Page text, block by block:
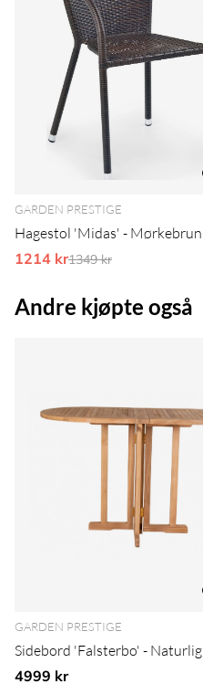
GARDEN PRESTIGE
Hagestol 'Midas' - Mørkebrun
1214 krOrdinarie pris:
1349 kr
Andre kjøpte også
GARDEN PRESTIGE
Sidebord 'Falsterbo' - Naturlig
4999 kr